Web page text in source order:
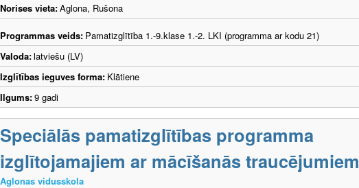
Norises vieta:Aglona, Rušona
Programmas veids: Pamatizglītība 1.-9.klase 1.-2. LKI (programma ar kodu 21)
Valoda:latviešu (LV)
Izglītības ieguves forma: Klātiene
Ilgums:9 gadi
Speciālās pamatizglītības programma
izglītojamajiem ar mācīšanās traucējumiem
Aglonas vidusskola